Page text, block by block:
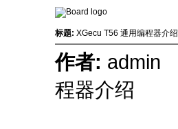
标题: XGecu T56 通用编程器介绍
作者: admin
程器介绍